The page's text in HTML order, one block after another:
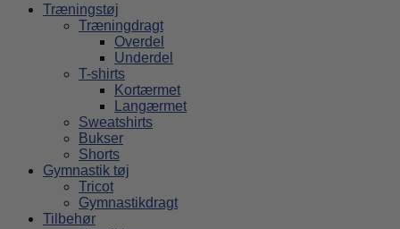
Træningstøj
Træningdragt
Overdel
Underdel
T-shirts
Kortærmet
Langærmet
Sweatshirts
Bukser
Shorts
Gymnastik tøj
Tricot
Gymnastikdragt
Tilbehør